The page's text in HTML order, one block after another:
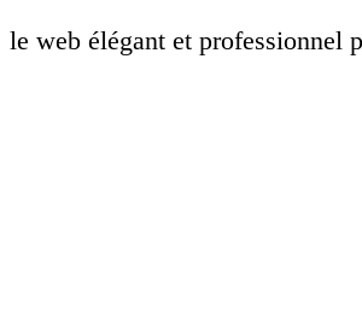
le web élégant et professionnel